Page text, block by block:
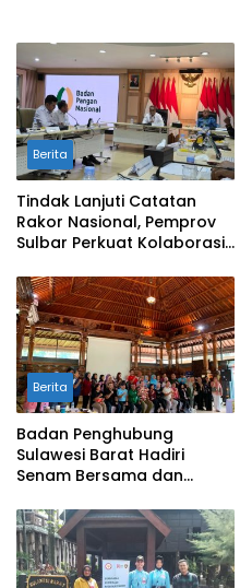
Berita
Tindak Lanjuti Catatan
Rakor Nasional, Pemprov
Sulbar Perkuat Kolaborasi
BSPS
Berita
Badan Penghubung
Sulawesi Barat Hadiri
Senam Bersama dan
dengan Anjungan Daerah